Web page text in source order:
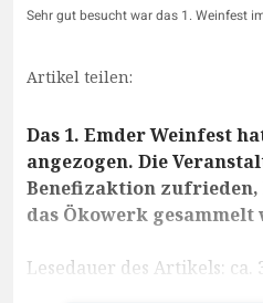
Sehr gut besucht war das 1. Weinfest
Artikel teilen:
Das 1. Emder Weinfest
angezogen. Die
Benefizaktion zufrieden,
das Ökowerk gesammelt
Lesedauer des Artikels: ca.